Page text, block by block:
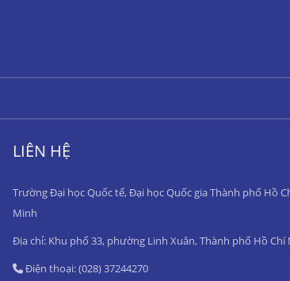
LIÊN HỆ
Trường Đại học Quốc tế, Đại học Quốc gia Thành phố Hồ
Minh
Địa chỉ: Khu phố 33, phường Linh Xuân, Thành phố Hồ Chí
Điện thoại: (028) 37244270